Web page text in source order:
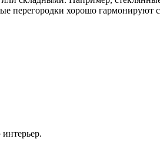
перегородки хорошо гармонируют